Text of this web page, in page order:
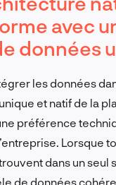
avec
données
les données
et natif de la
préférence
Lorsque
dans un seul
de données